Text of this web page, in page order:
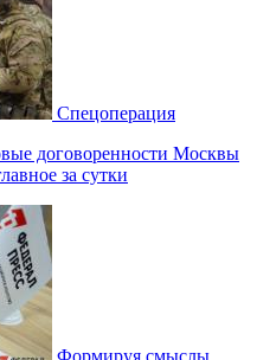
Спецоперация
договоренности Москвы
за сутки
Формируя смыслы.